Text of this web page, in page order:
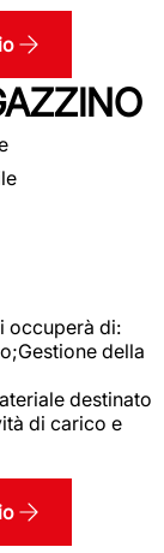
occuperà di:
della
destinato
di carico e